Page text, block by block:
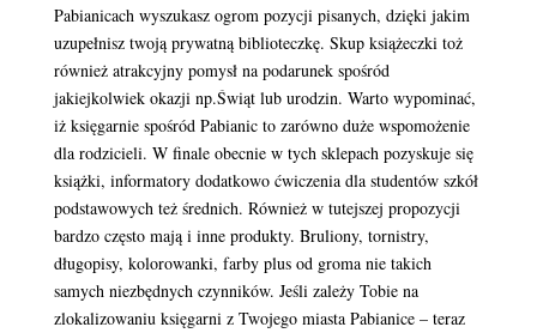
Pabianicach wyszukasz ogrom pozycji pisanych, dzięki jakim
uzupełnisz twoją prywatną biblioteczkę. Skup książeczki toż
również atrakcyjny pomysł na podarunek spośród
jakiejkolwiek okazji np.Świąt lub urodzin. Warto wypominać,
iż księgarnie spośród Pabianic to zarówno duże wspomożenie
dla rodzicieli. W finale obecnie w tych sklepach pozyskuje się
książki, informatory dodatkowo ćwiczenia dla studentów szkół
podstawowych też średnich. Również w tutejszej propozycji
bardzo często mają i inne produkty. Bruliony, tornistry,
długopisy, kolorowanki, farby plus od groma nie takich
samych niezbędnych czynników. Jeśli zależy Tobie na
zlokalizowaniu księgarni z Twojego miasta Pabianice – teraz